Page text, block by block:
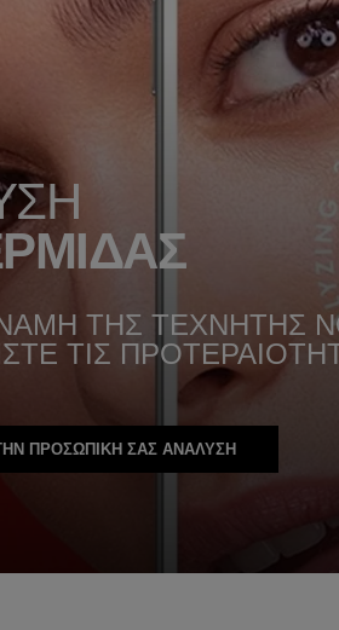
ΤΗΣ ΤΕΧΝΗΤΗΣ
ΤΙΣ
ΠΡΟΣΩΠΙΚΗ ΣΑΣ ΑΝΑΛΥΣΗ